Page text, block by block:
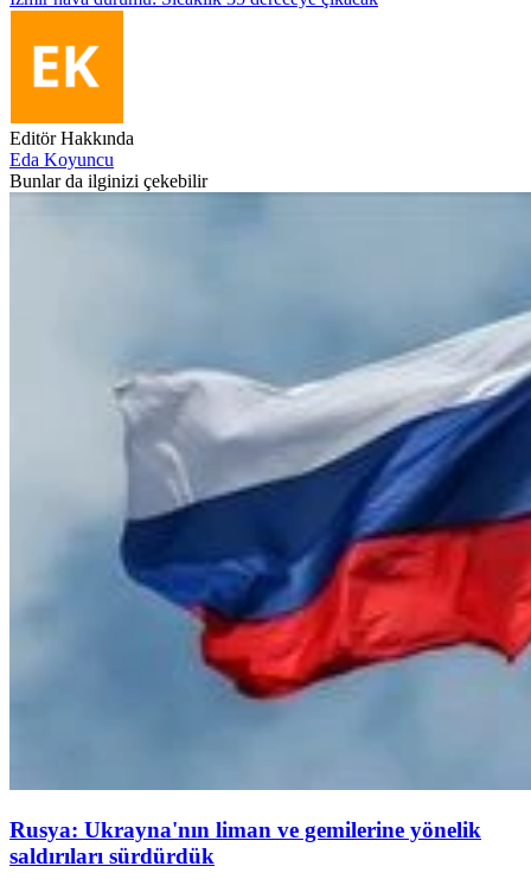
Editör Hakkında
Eda Koyuncu
Bunlar da ilginizi çekebilir
Rusya: Ukrayna'nın liman ve gemilerine yönelik
saldırıları sürdürdük